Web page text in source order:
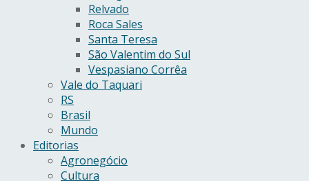
Relvado
Roca Sales
Santa Teresa
São Valentim do Sul
Vespasiano Corrêa
Vale do Taquari
RS
Brasil
Mundo
Editorias
Agronegócio
Cultura